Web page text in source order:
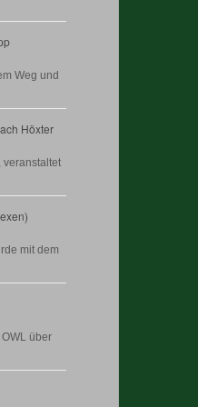
Weg und
Höxter
veranstaltet
mit dem
über